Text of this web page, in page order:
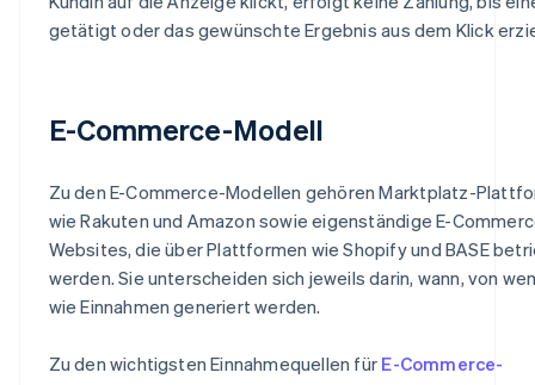
getätigt oder das gewünschte Ergebnis aus dem Klick
E-Commerce-Modell
Zu den E-Commerce-Modellen gehören Marktplatz-
wie Rakuten und Amazon sowie eigenständige E-
Websites, die über Plattformen wie Shopify und BASE
werden. Sie unterscheiden sich jeweils darin, wann, von
wie Einnahmen generiert werden.
Zu den wichtigsten Einnahmequellen für E-Commerce-